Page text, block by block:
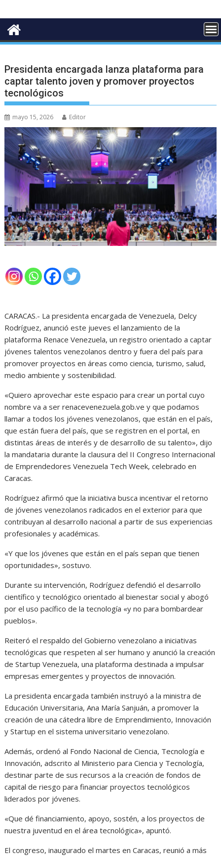
Presidenta encargada lanza plataforma para
captar talento joven y promover proyectos
tecnológicos
mayo 15, 2026 Editor
CARACAS.- La presidenta encargada de Venezuela, Delcy
Rodríguez, anunció este jueves el lanzamiento de la
plataforma Renace Venezuela, un registro orientado a captar
jóvenes talentos venezolanos dentro y fuera del país para
promover proyectos en áreas como ciencia, turismo, salud,
medio ambiente y sostenibilidad.
«Quiero aprovechar este espacio para crear un portal cuyo
nombre va a ser renacevenezuela.gob.ve y que podamos
llamar a todos los jóvenes venezolanos, que están en el país,
que están fuera del país, que se registren en el portal, en
distintas áreas de interés y de desarrollo de su talento», dijo
la mandataria durante la clausura del II Congreso Internacional
de Emprendedores Venezuela Tech Week, celebrado en
Caracas.
Rodríguez afirmó que la iniciativa busca incentivar el retorno
de jóvenes venezolanos radicados en el exterior para que
contribuyan al desarrollo nacional a partir de sus experiencias
profesionales y académicas.
«Y que los jóvenes que están en el país sepan que tienen
oportunidades», sostuvo.
Durante su intervención, Rodríguez defendió el desarrollo
científico y tecnológico orientado al bienestar social y abogó
por el uso pacífico de la tecnología «y no para bombardear
pueblos».
Reiteró el respaldo del Gobierno venezolano a iniciativas
tecnológicas que respeten al ser humano y anunció la creación
de Startup Venezuela, una plataforma destinada a impulsar
empresas emergentes y proyectos de innovación.
La presidenta encargada también instruyó a la ministra de
Educación Universitaria, Ana María Sanjuán, a promover la
creación de una cátedra libre de Emprendimiento, Innovación
y Startup en el sistema universitario venezolano.
Además, ordenó al Fondo Nacional de Ciencia, Tecnología e
Innovación, adscrito al Ministerio para Ciencia y Tecnología,
destinar parte de sus recursos a la creación de fondos de
capital de riesgo para financiar proyectos tecnológicos
liderados por jóvenes.
«Que dé financiamiento, apoyo, sostén, a los proyectos de
nuestra juventud en el área tecnológica», apuntó.
El congreso, inaugurado el martes en Caracas, reunió a más